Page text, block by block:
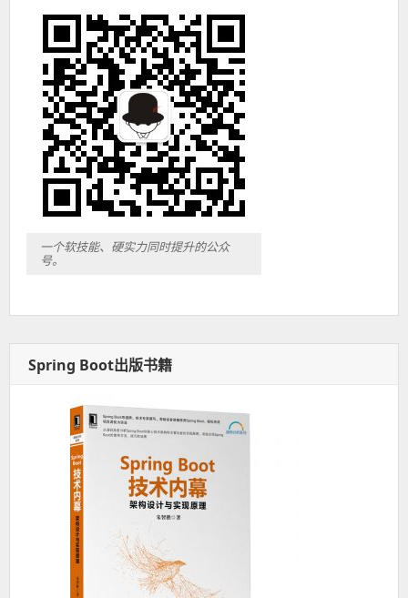
一个软技能、硬实力同时提升的公众
号。
Spring Boot出版书籍